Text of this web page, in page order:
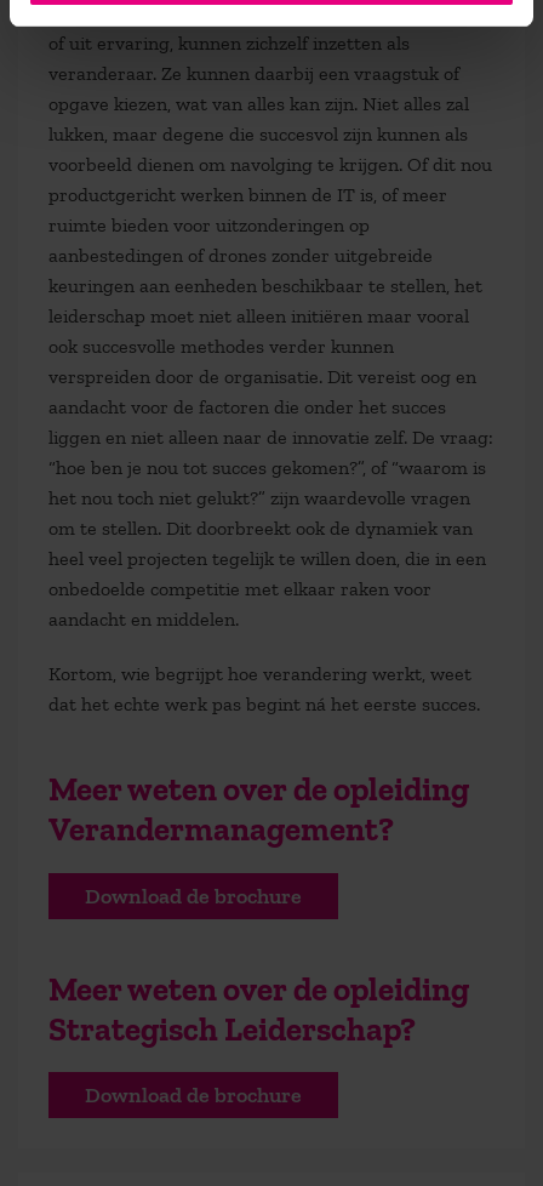
Degene met die kennis, verkregen uit een opleiding
of uit ervaring, kunnen zichzelf inzetten als
veranderaar. Ze kunnen daarbij een vraagstuk of
opgave kiezen, wat van alles kan zijn. Niet alles zal
lukken, maar degene die succesvol zijn kunnen als
voorbeeld dienen om navolging te krijgen. Of dit nou
productgericht werken binnen de IT is, of meer
ruimte bieden voor uitzonderingen op
aanbestedingen of drones zonder uitgebreide
keuringen aan eenheden beschikbaar te stellen, het
leiderschap moet niet alleen initiëren maar vooral
ook succesvolle methodes verder kunnen
verspreiden door de organisatie. Dit vereist oog en
aandacht voor de factoren die onder het succes
liggen en niet alleen naar de innovatie zelf. De vraag:
“hoe ben je nou tot succes gekomen?”, of “waarom is
het nou toch niet gelukt?” zijn waardevolle vragen
om te stellen. Dit doorbreekt ook de dynamiek van
heel veel projecten tegelijk te willen doen, die in een
onbedoelde competitie met elkaar raken voor
aandacht en middelen.
Kortom, wie begrijpt hoe verandering werkt, weet
dat het echte werk pas begint ná het eerste succes.
Meer weten over de opleiding
Verandermanagement?
Download de brochure
Meer weten over de opleiding
Strategisch Leiderschap?
Download de brochure